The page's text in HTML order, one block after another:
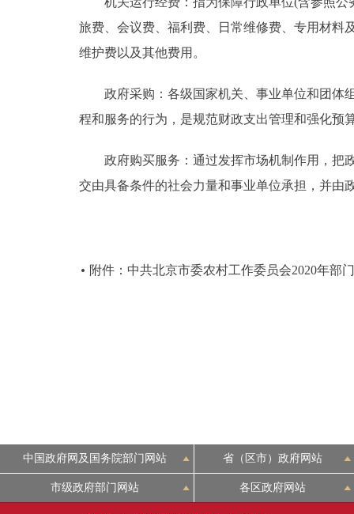
旅费、会议费、福利费、日常维修费、专用材料
维护费以及其他费用。
政府采购：各级国家机关、事业单位和团体组
程和服务的行为，是规范财政支出管理和强化预
政府购买服务：通过发挥市场机制作用，把政
交由具备条件的社会力量和事业单位承担，并由
附件：中共北京市委农村工作委员会2020年部
中国政府网及国务院部门网站 省（区市）政府网站
市级政府部门网站 各区政府网站